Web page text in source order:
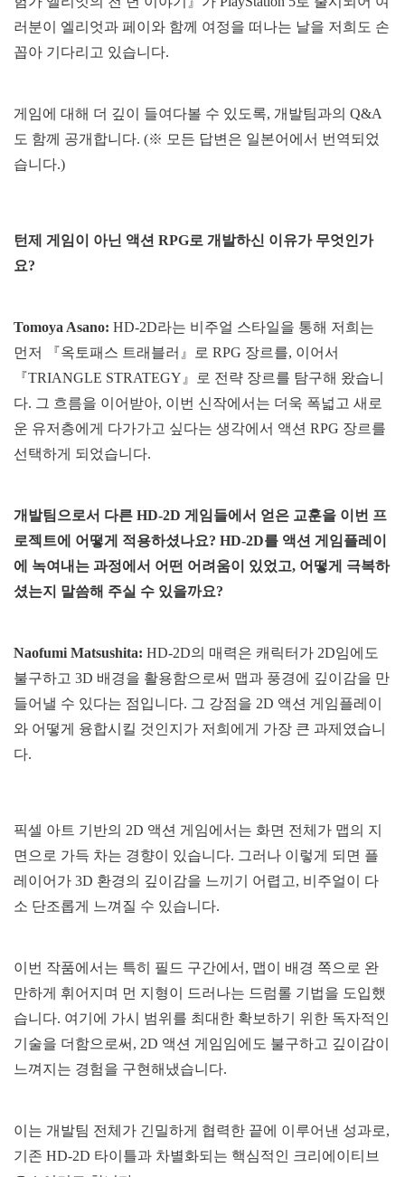
러분이 엘리엇과 페이와 함께 여정을 떠나는 날을 저희도 손
꼽아 기다리고 있습니다.
게임에 대해 더 깊이 들여다볼 수 있도록, 개발팀과의 Q&A
도 함께 공개합니다. (※ 모든 답변은 일본어에서 번역되었
습니다.)
턴제 게임이 아닌 액션 RPG로 개발하신 이유가 무엇인가
요?
Tomoya Asano: HD-2D라는 비주얼 스타일을 통해 저희는
먼저 『옥토패스 트래블러』로 RPG 장르를, 이어서
『TRIANGLE STRATEGY』로 전략 장르를 탐구해 왔습니
다. 그 흐름을 이어받아, 이번 신작에서는 더욱 폭넓고 새로
운 유저층에게 다가가고 싶다는 생각에서 액션 RPG 장르를
선택하게 되었습니다.
개발팀으로서 다른 HD-2D 게임들에서 얻은 교훈을 이번 프
로젝트에 어떻게 적용하셨나요? HD-2D를 액션 게임플레이
에 녹여내는 과정에서 어떤 어려움이 있었고, 어떻게 극복하
셨는지 말씀해 주실 수 있을까요?
Naofumi Matsushita: HD-2D의 매력은 캐릭터가 2D임에도
불구하고 3D 배경을 활용함으로써 맵과 풍경에 깊이감을 만
들어낼 수 있다는 점입니다. 그 강점을 2D 액션 게임플레이
와 어떻게 융합시킬 것인지가 저희에게 가장 큰 과제였습니
다.
픽셀 아트 기반의 2D 액션 게임에서는 화면 전체가 맵의 지
면으로 가득 차는 경향이 있습니다. 그러나 이렇게 되면 플
레이어가 3D 환경의 깊이감을 느끼기 어렵고, 비주얼이 다
소 단조롭게 느껴질 수 있습니다.
이번 작품에서는 특히 필드 구간에서, 맵이 배경 쪽으로 완
만하게 휘어지며 먼 지형이 드러나는 드럼롤 기법을 도입했
습니다. 여기에 가시 범위를 최대한 확보하기 위한 독자적인
기술을 더함으로써, 2D 액션 게임임에도 불구하고 깊이감이
느껴지는 경험을 구현해냈습니다.
이는 개발팀 전체가 긴밀하게 협력한 끝에 이루어낸 성과로,
기존 HD-2D 타이틀과 차별화되는 핵심적인 크리에이티브